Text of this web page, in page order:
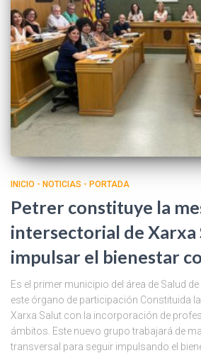
INICIO - NOTICIAS - PORTADA
Petrer constituye la
intersectorial de Xarxa
impulsar el bienestar
Es el primer municipio del área de Salud
este órgano de participación Constituida
Xarxa Salut con la incorporación de
ámbitos. Este nuevo grupo trabajará de
transversal para seguir impulsando el